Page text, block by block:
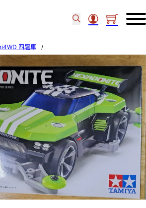
四驅車
/
Pro Series Hexagonite